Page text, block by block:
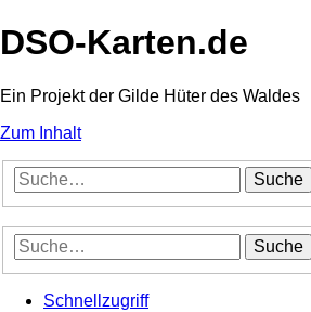
DSO-Karten.de
Ein Projekt der Gilde Hüter des Waldes
Zum Inhalt
Suche
Suche
Schnellzugriff